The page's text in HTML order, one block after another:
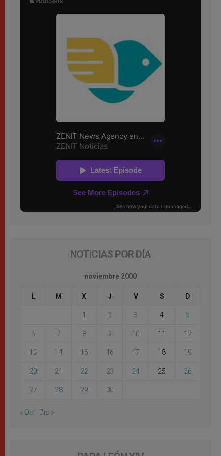
NOTICIAS POR DÍA
noviembre 2000
L M X J V S D
1 2 3 4 5
6 7 8 9 10 11 12
13 14 15 16 17 18 19
20 21 22 23 24 25 26
27 28 29 30
« Oct Dic »